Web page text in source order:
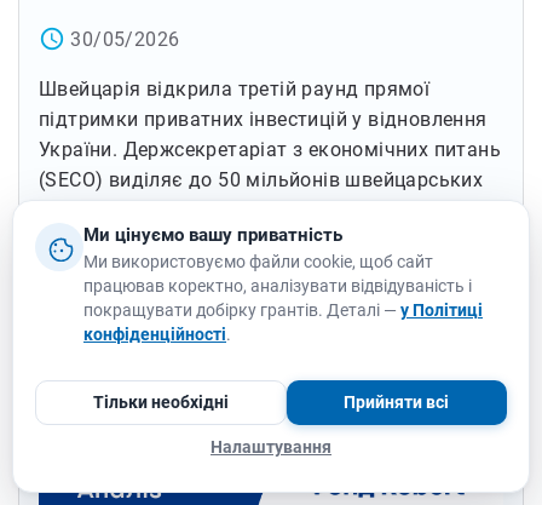
access_time 30/05/2026
Швейцарія відкрила третій раунд прямої
підтримки приватних інвестицій у відновлення
України. Держсекретаріат з економічних питань
(SECO) виділяє до 50 мільйонів швейцарських
Детальніше
Ми цінуємо вашу приватність
Ми використовуємо файли cookie, щоб сайт
працював коректно, аналізувати відвідуваність і
покращувати добірку грантів. Деталі — у Політиці
конфіденційності.
Налаштування
Тільки необхідні Прийняти всі